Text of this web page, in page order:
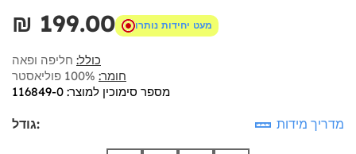
₪‎ 199.00 מעט יחידות נותרו
כולל: חליפה ופאה
חומר:
מספר סימוכין למוצר: 116849-0
גודל: מדריך מידות